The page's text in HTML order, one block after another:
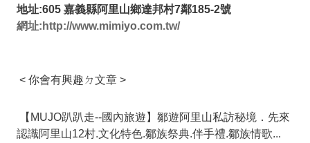
地址:605 嘉義縣阿里山鄉達邦村7鄰185-2號
網址: http://www.mimiyo.com.tw/
< 你會有興趣ㄉ文章 >
【MUJO趴趴走--國內旅遊】鄒遊阿里山私訪秘境．先來
認識阿里山12村.文化特色.鄒族祭典.伴手禮.鄒族情歌...